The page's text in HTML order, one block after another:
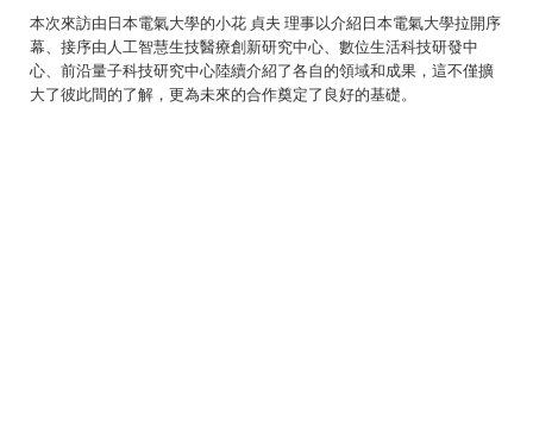
本次來訪由日本電氣大學的小花 貞夫 理事以介紹日本電氣大學拉開序
幕、接序由人工智慧生技醫療創新研究中心、數位生活科技研發中
心、前沿量子科技研究中心陸續介紹了各自的領域和成果，這不僅擴
大了彼此間的了解，更為未來的合作奠定了良好的基礎。